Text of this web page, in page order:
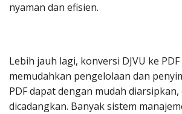
nyaman dan efisien.
Lebih jauh lagi, konversi DJVU ke
memudahkan pengelolaan dan
PDF dapat dengan mudah diarsipkan,
dicadangkan. Banyak sistem